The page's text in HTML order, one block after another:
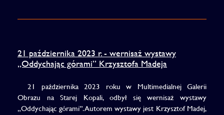
21 października 2023 r. - wernisaż wystawy
„Oddychając górami” Krzysztofa Madeja
21 października 2023 roku w Multimedialnej Galerii
Obrazu na Starej Kopali, odbył się wernisaż wystawy
„Oddychając górami”. Autorem wystawy jest Krzysztof Madej,